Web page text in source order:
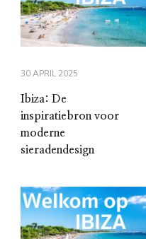
30 APRIL 2025
Ibiza: De
inspiratiebron voor
moderne
sieradendesign